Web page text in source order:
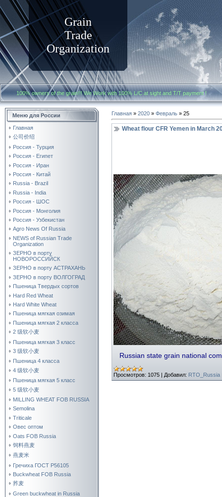
Grain
Trade
Organization
100% owners of the grain!!! We Work with100% L/C at sight and T/T payment
Меню для России
Главная
公司价绍
Россия - Турция
Россия - Египет
Россия - Иран
Россия - Китай
Russia - Brazil
Russia - India
Россия - ШОС
Россия - Монголия
Россия - Узбекистан
Agro News Of Russia
NEWS of Russian Trade
Organization
ЗЕРНО в порту
НОВОРОССИЙСК
ЗЕРНО в порту АСТРАХАНЬ
ЗЕРНО в порту ВОЛГОГРАД
Пшеница Твердых сортов
Hard Red Wheat
Hard White Wheat
Пшеница мягкая озимая
Пшеница мягкая 2 класса
2 级软小麦
Пшеница мягкая 3 класс
3 级软小麦
Пшеница 4 класса
4 级软小麦
Пшеница мягкая 5 класс
5 级软小麦
MILLING WHEAT FOB RUSSIA
Semolina
Triticale
Овес оптом
Oats FOB Russia
饲料燕麦
燕麦米
Гречиха ГОСТ Р56105
Buckwheat FOB Russia
荞麦
Green buckwheat in Russia
Главная » 2020 » Февраль » 25
Wheat flour CFR Yemen in March
Russian state grain national
Просмотров: 1075 | Добавил: RTO_Russia